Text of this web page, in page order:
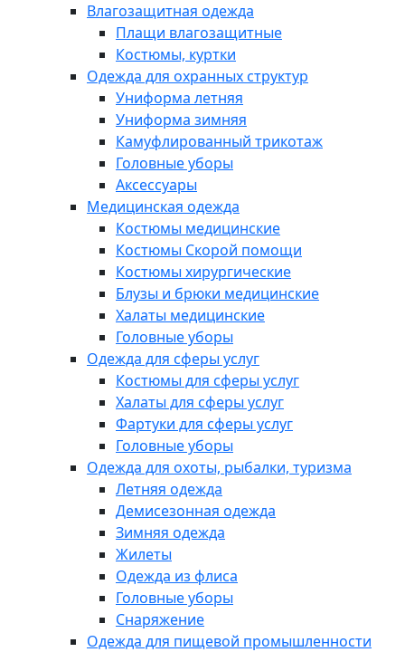
Влагозащитная одежда
Плащи влагозащитные
Костюмы, куртки
Одежда для охранных структур
Униформа летняя
Униформа зимняя
Камуфлированный трикотаж
Головные уборы
Аксессуары
Медицинская одежда
Костюмы медицинские
Костюмы Скорой помощи
Костюмы хирургические
Блузы и брюки медицинские
Халаты медицинские
Головные уборы
Одежда для сферы услуг
Костюмы для сферы услуг
Халаты для сферы услуг
Фартуки для сферы услуг
Головные уборы
Одежда для охоты, рыбалки, туризма
Летняя одежда
Демисезонная одежда
Зимняя одежда
Жилеты
Одежда из флиса
Головные уборы
Снаряжение
Одежда для пищевой промышленности